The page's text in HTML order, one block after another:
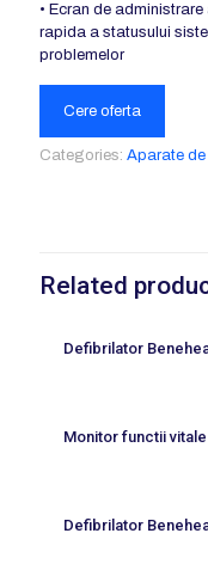
• Ecran de
rapida a statusului
problemelor
Cere oferta
Categories: Aparate
Related
Defibrilator
Monitor functii
Defibrilator